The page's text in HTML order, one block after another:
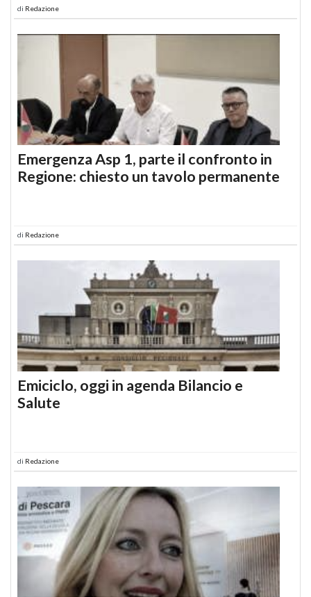
di Redazione
Emergenza Asp 1, parte il confronto in
Regione: chiesto un tavolo permanente
di Redazione
Emiciclo, oggi in agenda Bilancio e
Salute
di Redazione